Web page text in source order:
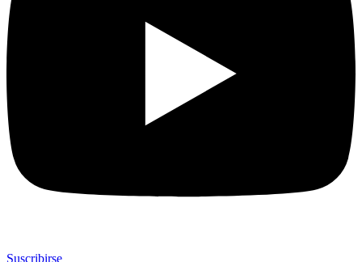
Suscribirse